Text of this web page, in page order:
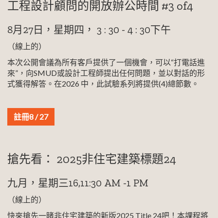
工程設計顧問的開放辦公時間 #3 of4
8月27日，星期四， 3 : 30 - 4 : 30下午
（線上的）
本次公開會議為所有客戶提供了一個機會，可以“打電話進
來”，向SMUD或設計工程師提出任何問題，並以對話的形
式獲得解答。在2026 中，此試驗系列將提供(4)總節數。
註冊8 / 27
搶先看： 2025非住宅建築標題24
九月，星期三16,11:30 AM -1 PM
（線上的）
快來搶先一睹非住宅建築的新版2025 Title 24吧！本課程將